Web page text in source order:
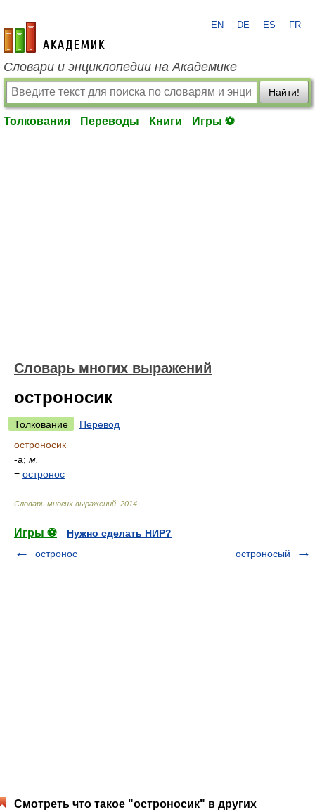
academic.ru
EN DE ES FR
Словари и энциклопедии на Академике
Найти!
Толкования Переводы Книги Игры ⚽
Словарь многих выражений
остроносик
Толкование
Перевод
остроносик
-а; м.
= остронос
Словарь многих выражений 2014
Игры ⚽
Нужно сделать НИР?
остронос
остроносый
Смотреть что такое "остроносик" в других